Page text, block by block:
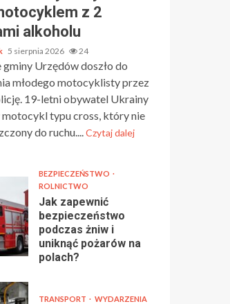
z 2
alkoholu
5 sierpnia 2026 24
gminy Urzędów doszło do
młodego motocyklisty przez
19-letni obywatel Ukrainy
motocykl typu cross, który nie
do ruchu....Czytaj dalej
BEZPIECZEŃSTWO
ROLNICTWO
Jak zapewnić
bezpieczeństwo
podczas żniw i
uniknąć pożarów na
polach?
TRANSPORT WYDARZENIA